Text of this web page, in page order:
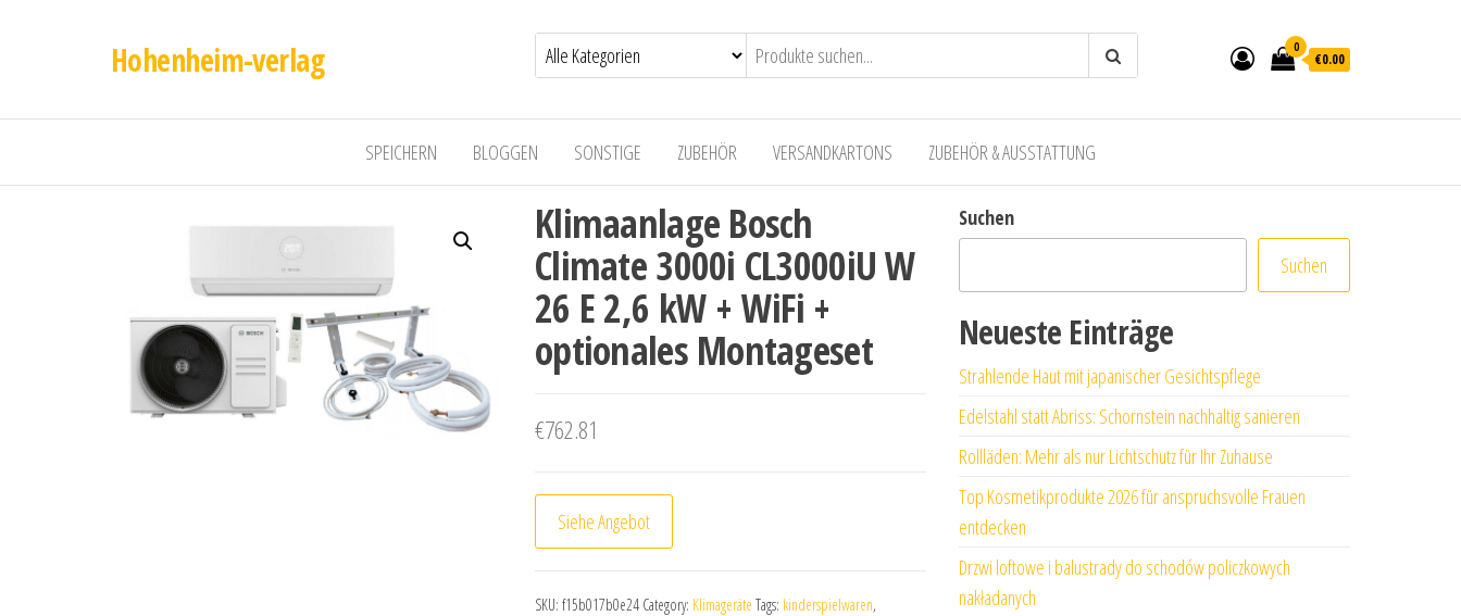
Hohenheim-verlag 0
€0.00
SPEICHERN BLOGGEN SONSTIGE ZUBEHÖR VERSANDKARTONS ZUBEHÖR & AUSSTATTUNG
Klimaanlage Bosch
Climate 3000i CL3000iU W
26 E 2,6 kW + WiFi +
optionales Montageset
€762.81
Siehe Angebot
SKU: f15b017b0e24 Category: Klimageräte Tags: kinderspielwaren,
Suchen
Suchen
Neueste Einträge
Strahlende Haut mit japanischer Gesichtspflege
Edelstahl statt Abriss: Schornstein nachhaltig sanieren
Rollläden: Mehr als nur Lichtschutz für Ihr Zuhause
Top Kosmetikprodukte 2026 für anspruchsvolle Frauen
entdecken
Drzwi loftowe i balustrady do schodów policzkowych
nakładanych